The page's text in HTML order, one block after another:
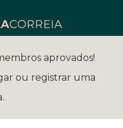
aprovados!
ou registrar uma